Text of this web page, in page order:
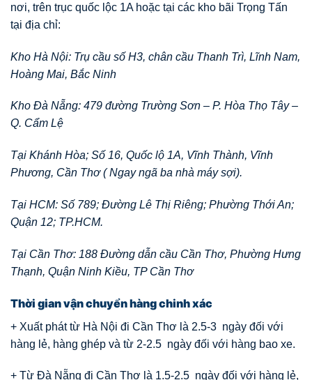
nơi, trên trục quốc lộc 1A hoặc tại các kho bãi Trọng Tấn
tại địa chỉ:
Kho Hà Nội: Trụ cầu số H3, chân cầu Thanh Trì, Lĩnh Nam,
Hoàng Mai, Bắc Ninh
Kho Đà Nẵng: 479 đường Trường Sơn – P. Hòa Thọ Tây –
Q. Cẩm Lệ
Tại Khánh Hòa; Số 16, Quốc lộ 1A, Vĩnh Thành, Vĩnh
Phương, Cần Thơ ( Ngay ngã ba nhà máy sợi).
Tại HCM: Số 789; Đường Lê Thị Riêng; Phường Thới An;
Quận 12; TP.HCM.
Tại Cần Thơ: 188 Đường dẫn cầu Cần Thơ, Phường Hưng
Thạnh, Quận Ninh Kiều, TP Cần Thơ
Thời gian vận chuyển hàng chinh xác
+ Xuất phát từ Hà Nội đi Cần Thơ là 2.5-3 ngày đối với
hàng lẻ, hàng ghép và từ 2-2.5 ngày đối với hàng bao xe.
+ Từ Đà Nẵng đi Cần Thơ là 1.5-2.5 ngày đối với hàng lẻ,